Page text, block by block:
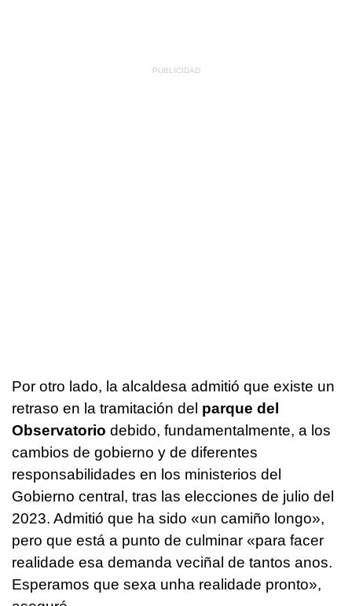
Por otro lado, la alcaldesa admitió que existe un
retraso en la tramitación del parque del
Observatorio debido, fundamentalmente, a los
cambios de gobierno y de diferentes
responsabilidades en los ministerios del
Gobierno central, tras las elecciones de julio del
2023. Admitió que ha sido «un camiño longo»,
pero que está a punto de culminar «para facer
realidade esa demanda veciñal de tantos anos.
Esperamos que sexa unha realidade pronto»,